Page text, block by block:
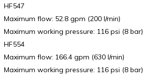
HF547
Maximum flow: 52.8 gpm (200 l/min)
Maximum working pressure: 116 psi (8 bar)
HF554
Maximum flow: 166.4 gpm (630 l/min)
Maximum working pressure: 116 psi (8 bar)